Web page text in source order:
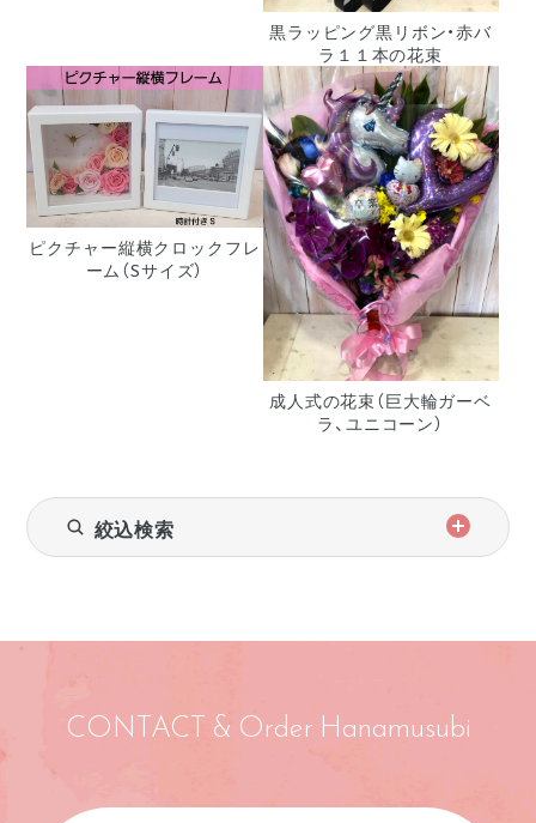
黒ラッピング黒リボン・赤バ
ラ１１本の花束
ピクチャー縦横クロックフレ
ーム（Sサイズ）
成人式の花束（巨大輪ガーベ
ラ、ユニコーン）
絞込検索
CONTACT & Order Hanamusubi